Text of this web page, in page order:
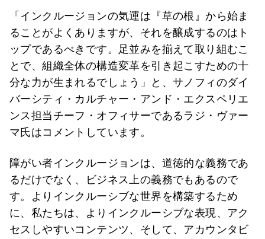
「インクルージョンの気運は『草の根』から始ま
ることがよくありますが、それを醸成するのはト
ップであるべきです。足並みを揃えて取り組むこ
とで、組織全体の構造変革を引き起こすための十
分な力が生まれるでしょう」と、サノフィのダイ
バーシティ・カルチャー・アンド・エクスペリエ
ンス担当チーフ・オフィサーであるラジ・ヴァー
マ氏はコメントしています。
障がい者インクルージョンは、道徳的な義務であ
るだけでなく、ビジネス上の義務でもあるので
す。よりインクルーシブな世界を構築するため
に、私たちは、よりインクルーシブな表現、アク
セスしやすいコンテンツ、そして、アカウンタビ